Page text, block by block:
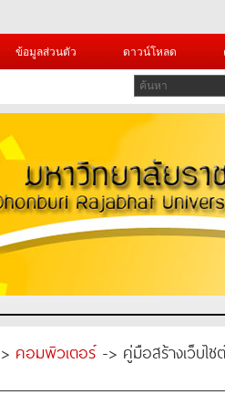
ข้อมูลส่วนตัว ดาวน์โหลด
คอมพิวเตอร์-> คู่มือสร้างเว็บไ